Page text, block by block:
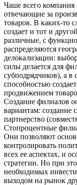
Чаше всего компания
отвечающие за
товаров. В каких-то
создает и тот и
различные, с
распределяются
делокализации:
силы делается для
субподрядчиков), а в
способностью
продвижением
Создание филиалов
вариантам: создание
партнерство
Стопроцентные
Они позволяют
контролировать
всех ее аспектах, и
стратегии. Но при
необходимых
выходом на рынок